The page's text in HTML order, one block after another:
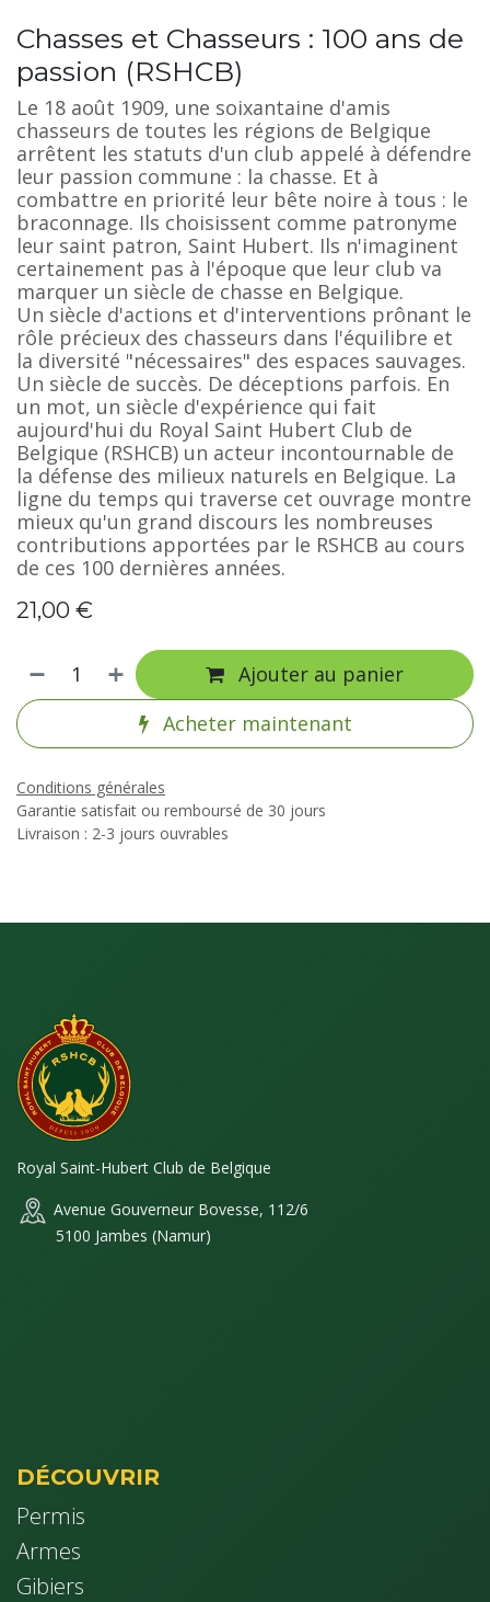
Chasses et Chasseurs : 100 ans de
passion (RSHCB)
Le 18 août 1909, une soixantaine d'amis
chasseurs de toutes les régions de Belgique
arrêtent les statuts d'un club appelé à défendre
leur passion commune : la chasse. Et à
combattre en priorité leur bête noire à tous : le
braconnage. Ils choisissent comme patronyme
leur saint patron, Saint Hubert. Ils n'imaginent
certainement pas à l'époque que leur club va
marquer un siècle de chasse en Belgique.
Un siècle d'actions et d'interventions prônant le
rôle précieux des chasseurs dans l'équilibre et
la diversité "nécessaires" des espaces sauvages.
Un siècle de succès. De déceptions parfois. En
un mot, un siècle d'expérience qui fait
aujourd'hui du Royal Saint Hubert Club de
Belgique (RSHCB) un acteur incontournable de
la défense des milieux naturels en Belgique. La
ligne du temps qui traverse cet ouvrage montre
mieux qu'un grand discours les nombreuses
contributions apportées par le RSHCB au cours
de ces 100 dernières années.
21,00 €
Ajouter au panier
Acheter maintenant
Conditions générales
Garantie satisfait ou remboursé de 30 jours
Livraison : 2-3 jours ouvrables
Royal Saint-Hubert Club de Belgique
Avenue Gouverneur Bovesse, 112/6
5100 Jambes (Namur)
DÉCOUVRIR
Permis
Armes
Gibiers